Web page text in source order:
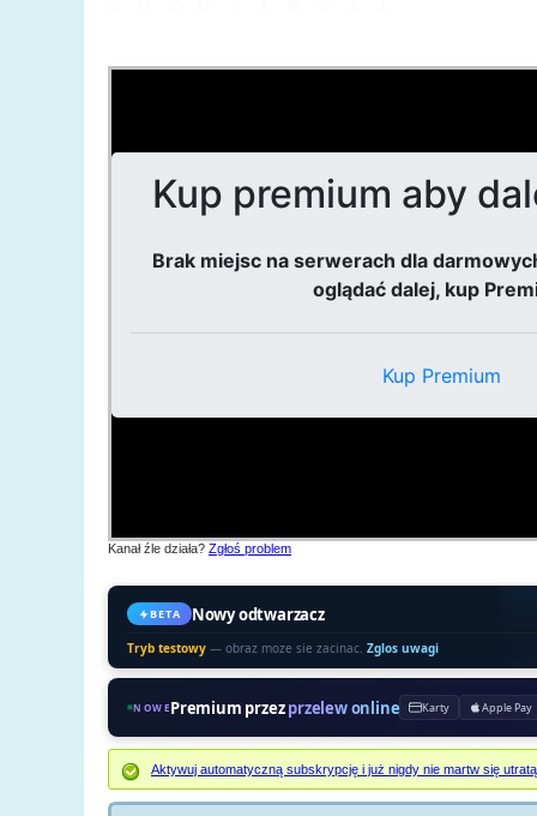
Kanał źle działa? Zgłoś problem
BETA Nowy odtwarzacz
Tryb testowy — obraz moze sie zacinac. Zglos uwagi
NOWEPremium przezprzelew online Karty Apple Pay
Aktywuj automatyczną subskrypcję i już nigdy nie martw się